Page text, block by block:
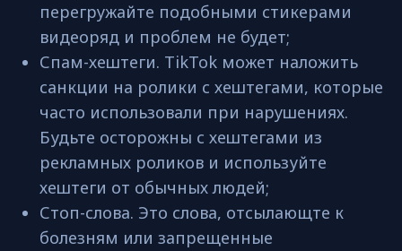
перегружайте подобными стикерами
видеоряд и проблем не будет;
Спам-хештеги. TikTok может наложить
санкции на ролики с хештегами, которые
часто использовали при нарушениях.
Будьте осторожны с хештегами из
рекламных роликов и используйте
хештеги от обычных людей;
Стоп-слова. Это слова, отсылающте к
болезням или запрещенные